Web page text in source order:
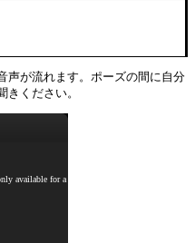
声が流れます。ポーズの間に自分
ください。